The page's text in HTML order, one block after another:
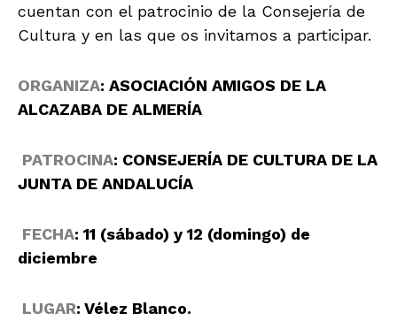
cuentan con el patrocinio de la Consejería de
Cultura y en las que os invitamos a participar.
ORGANIZA: ASOCIACIÓN AMIGOS DE LA
ALCAZABA DE ALMERÍA
PATROCINA: CONSEJERÍA DE CULTURA DE LA
JUNTA DE ANDALUCÍA
FECHA: 11 (sábado) y 12 (domingo) de
diciembre
LUGAR: Vélez Blanco.